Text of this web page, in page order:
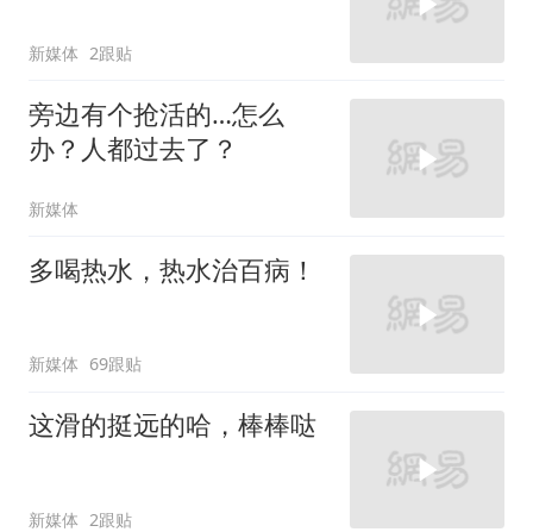
新媒体 2跟贴
旁边有个抢活的…怎么
办？人都过去了？
新媒体
多喝热水，热水治百病！
新媒体 69跟贴
这滑的挺远的哈，棒棒哒
新媒体 2跟贴